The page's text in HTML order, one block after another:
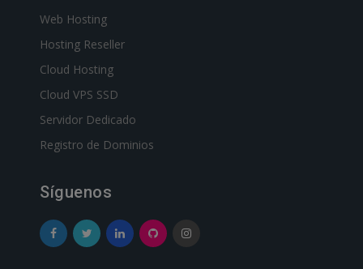
Web Hosting
Hosting Reseller
Cloud Hosting
Cloud VPS SSD
Servidor Dedicado
Registro de Dominios
Síguenos